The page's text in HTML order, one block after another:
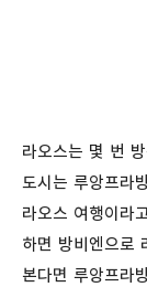
라오스는 몇 번
도시는 루앙프라
라오스 여행이라
하면 방비엔으로
본다면 루앙프라